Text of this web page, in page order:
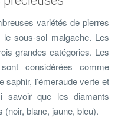
variétés de pierres
sous-sol malgache. Les
grandes catégories. Les
considérées comme
l’émeraude verte et
savoir que les diamants
blanc, jaune, bleu).